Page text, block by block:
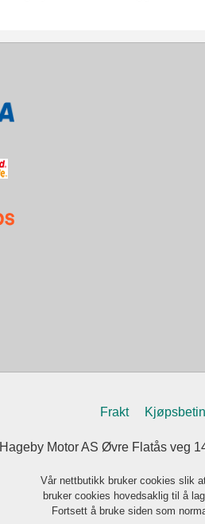
Frakt
Hageby Motor AS Øvre Flatås veg
Vår nettbutikk bruker cookies slik
bruker cookies hovedsaklig til å
Fortsett å bruke siden som